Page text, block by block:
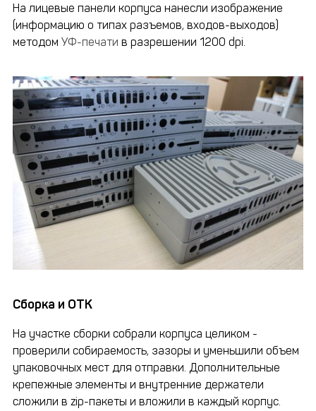
На лицевые панели корпуса нанесли изображение
(информацию о типах разъемов, входов-выходов)
методом УФ-печати в разрешении 1200 dpi.
Сборка и ОТК
На участке сборки собрали корпуса целиком -
проверили собираемость, зазоры и уменьшили объем
упаковочных мест для отправки. Дополнительные
крепежные элементы и внутренние держатели
сложили в zip-пакеты и вложили в каждый корпус.